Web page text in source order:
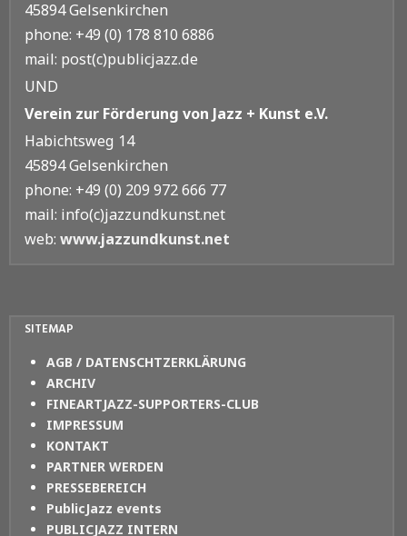
45894 Gelsenkirchen
phone: +49 (0) 178 810 6886
mail: post(c)publicjazz.de
UND
Verein zur Förderung von Jazz + Kunst e.V.
Habichtsweg 14
45894 Gelsenkirchen
phone: +49 (0) 209 972 666 77
mail: info(c)jazzundkunst.net
web: www.jazzundkunst.net
SITEMAP
AGB / DATENSCHTZERKLÄRUNG
ARCHIV
FINEARTJAZZ-SUPPORTERS-CLUB
IMPRESSUM
KONTAKT
PARTNER WERDEN
PRESSEBEREICH
PublicJazz events
PUBLICJAZZ INTERN